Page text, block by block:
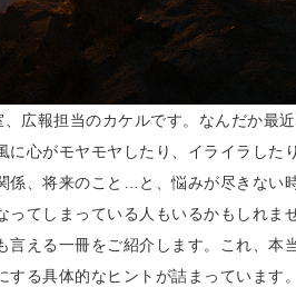
広報担当のカケルです。なんだか最
心がモヤモヤしたり、イライラした
係、将来のこと…と、悩みが尽きない
てしまっている人もいるかもしれませ
える一冊をご紹介します。これ、本
する具体的なヒントが詰まっています。